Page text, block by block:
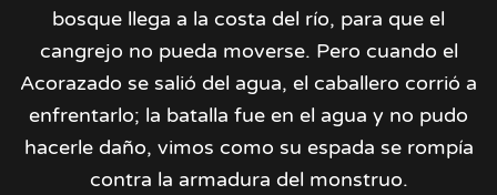
bosque llega a la costa del río, para que el
cangrejo no pueda moverse. Pero cuando el
Acorazado se salió del agua, el caballero corrió a
enfrentarlo; la batalla fue en el agua y no pudo
hacerle daño, vimos como su espada se rompía
contra la armadura del monstruo.